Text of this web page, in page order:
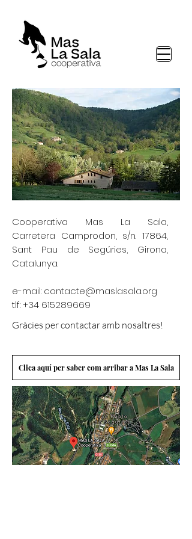
Cooperativa Mas La Sala,
Carretera Camprodon, s/n. 17864,
Sant Pau de Segúries, Girona,
Catalunya.
e-mail: contacte@maslasala.org
tlf: +34 615289669
Gràcies per contactar amb nosaltres!
Clica aquí per saber com arribar a Mas La Sala